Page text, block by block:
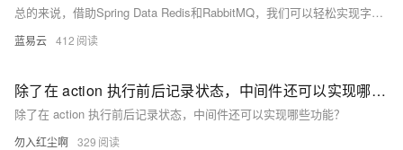
总的来说，借助Spring Data Redis和RabbitMQ，我们可以轻松实现字符串缓存和计数的功能。而关键的部分不过是一些"厨房的套路"，一旦你掌握了这些套路，那么你就像厨师一样可以准备出一道道饕餮美食了。通过这种方式促进数据处理效率无疑将大大提高我们的生产力。
蓝易云 412
除了在 action 执行前后记录状态，中间件还可以实现哪些功能？
除了在 action 执行前后记录状态，中间件还可以实现哪些功能？
勿入红尘啊 329